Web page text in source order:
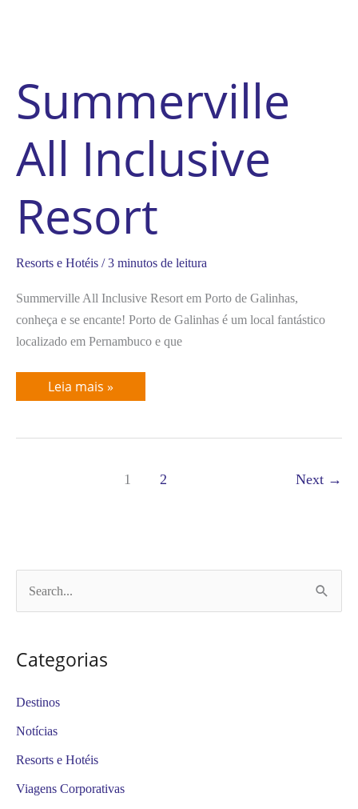
Summerville
All Inclusive
Resort
Resorts e Hotéis /3 minutos de leitura
Summerville All Inclusive Resort em Porto de Galinhas,
conheça e se encante! Porto de Galinhas é um local fantástico
localizado em Pernambuco e que
Leia mais »
1 2 Next →
q
u
i
Categorias
Destinos
Notícias
Resorts e Hotéis
Viagens Corporativas